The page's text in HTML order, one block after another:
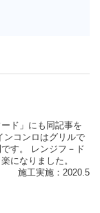
ド」にも同記事を
ンコンロはグリルで
す。 レンジフ－ド
になりました。
施工実施：2020.5